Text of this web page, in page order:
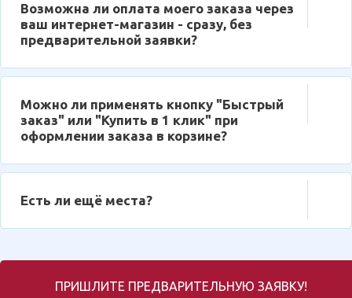
Возможна ли оплата моего заказа через
ваш интернет-магазин - сразу, без
предварительной заявки?
Можно ли применять кнопку "Быстрый
заказ" или "Купить в 1 клик" при
оформлении заказа в корзине?
Есть ли ещё места?
ПРИШЛИТЕ ПРЕДВАРИТЕЛЬНУЮ ЗАЯВКУ!